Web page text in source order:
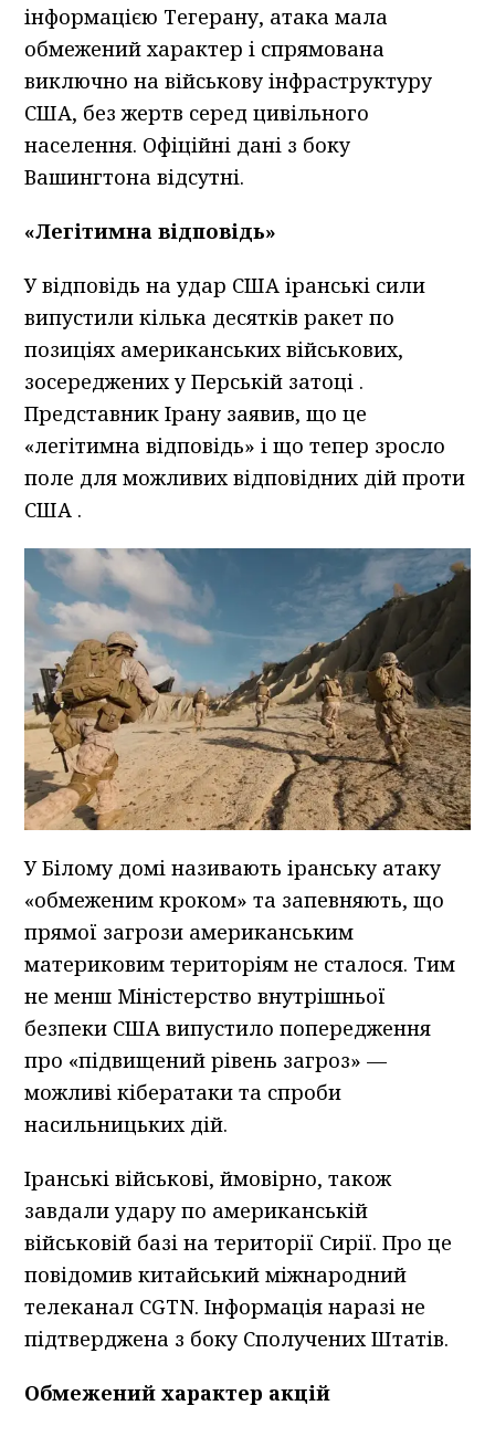
інформацією Тегерану, атака мала
обмежений характер і спрямована
виключно на військову інфраструктуру
США, без жертв серед цивільного
населення. Офіційні дані з боку
Вашингтона відсутні.
«Легітимна відповідь»
У відповідь на удар США іранські сили
випустили кілька десятків ракет по
позиціях американських військових,
зосереджених у Перській затоці .
Представник Ірану заявив, що це
«легітимна відповідь» і що тепер зросло
поле для можливих відповідних дій проти
США .
У Білому домі називають іранську атаку
«обмеженим кроком» та запевняють, що
прямої загрози американським
материковим територіям не сталося. Тим
не менш Міністерство внутрішньої
безпеки США випустило попередження
про «підвищений рівень загроз» —
можливі кібератаки та спроби
насильницьких дій.
Іранські військові, ймовірно, також
завдали удару по американській
військовій базі на території Сирії. Про це
повідомив китайський міжнародний
телеканал CGTN. Інформація наразі не
підтверджена з боку Сполучених Штатів.
Обмежений характер акцій